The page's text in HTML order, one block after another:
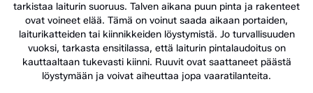
tarkistaa laiturin suoruus. Talven aikana puun pinta ja rakenteet
ovat voineet elää. Tämä on voinut saada aikaan portaiden,
laiturikatteiden tai kiinnikkeiden löystymistä. Jo turvallisuuden
vuoksi, tarkasta ensitilassa, että laiturin pintalaudoitus on
kauttaaltaan tukevasti kiinni. Ruuvit ovat saattaneet päästä
löystymään ja voivat aiheuttaa jopa vaaratilanteita.